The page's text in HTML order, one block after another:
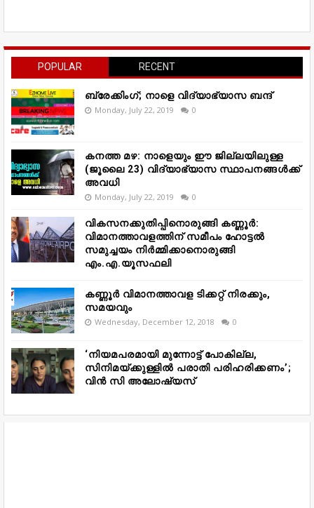
POPULAR RECENT
ബ്രേക്കിംഗ്; നാളെ വിദ്യാഭ്യാസ ബന്ദ്
Monday, July 22, 2019 0
കനത്ത മഴ: നാളെയും ഈ ജില്ലയിലുള്ള
(ജൂലൈ 23) വിദ്യാഭ്യാസ സ്ഥാപനങ്ങൾക്ക്
അവധി
Monday, July 22, 2019 0
വികസനക്കുതിപ്പിനൊരുങ്ങി കണ്ണൂർ:
വിമാനത്താവളത്തിന് സമീപം ഹോട്ടൽ
സമുച്ചയം നിർമ്മിക്കാനൊരുങ്ങി
എം.എ.യൂസഫലി
കണ്ണൂർ വിമാനത്താവള ടിക്കറ്റ് നിരക്കും,
സമയവും
Wednesday, December 12, 2018 0
‘നിയമപരമായി മുന്നോട്ട് പോകില്ല,
സിനിമയ്ക്കുള്ളിൽ പരാതി പരിഹരിക്കണം’;
വിൻ സി അലോഷ്യസ്